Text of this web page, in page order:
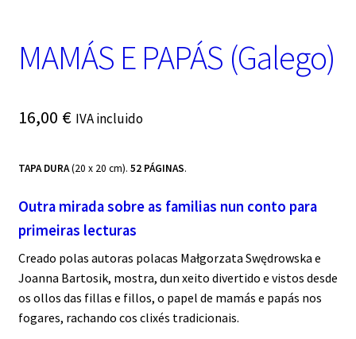
oMAMÁS E PAPÁS (Galego)
16,00 € IVA incluido
TAPA DURA(20 x 20 cm). 52 PÁGINAS.
Outra mirada sobre as familias nun conto para
primeiras lecturas
Creado polas autoras polacas Małgorzata Swędrowska e
Joanna Bartosik, mostra, dun xeito divertido e vistos desde
os ollos das fillas e fillos, o papel de mamás e papás nos
fogares, rachando cos clixés tradicionais.